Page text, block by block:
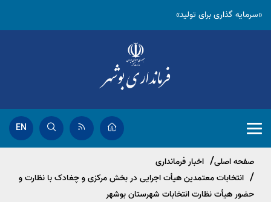
«سرمایه گذاری برای تولید»
EN
صفحه اصلی
اخبار فرمانداری
انتخابات معتمدین هیأت اجرایی در بخش مرکزی و چغادک با نظارت و
حضور هیأت نظارت انتخابات شهرستان بوشهر